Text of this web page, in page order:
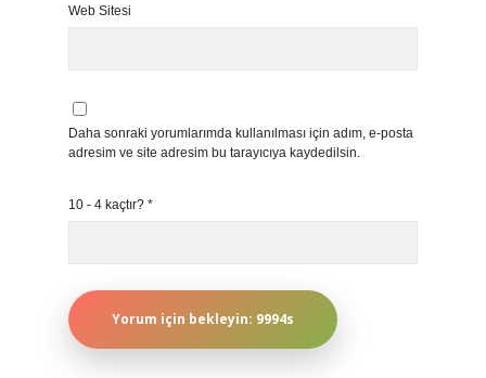
Web Sitesi
Daha sonraki yorumlarımda kullanılması için adım, e-posta
adresim ve site adresim bu tarayıcıya kaydedilsin.
10 - 4 kaçtır? *